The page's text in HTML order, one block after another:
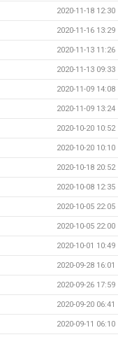
2020-11-18 12:30
2020-11-16 13:29
2020-11-13 11:26
2020-11-13 09:33
2020-11-09 14:08
2020-11-09 13:24
2020-10-20 10:52
2020-10-20 10:10
2020-10-18 20:52
2020-10-08 12:35
2020-10-05 22:05
2020-10-05 22:00
2020-10-01 10:49
2020-09-28 16:01
2020-09-26 17:59
2020-09-20 06:41
2020-09-11 06:10